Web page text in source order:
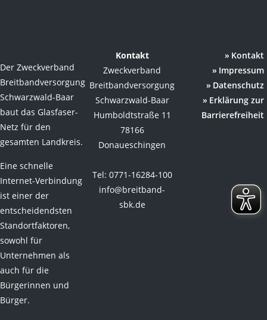
Der Zweckverband
Breitbandversorgung
Schwarzwald-Baar
baut das Glasfaser-
Netz für den
gesamten Landkreis.
Eine schnelle
Internet-Verbindung
ist einer der
entscheidendsten
Standortfaktoren,
sowohl für
Unternehmen als
auch für die
Bürgerinnen und
Bürger.
Kontakt
Zweckverband
Breitbandversorgung
Schwarzwald-Baar
Humboldtstraße 11
78166
Donaueschingen
Tel: 0771-16284-100
info@breitband-
sbk.de
Kontakt
Impressum
Datenschutz
Erklärung zur
Barrierefreiheit